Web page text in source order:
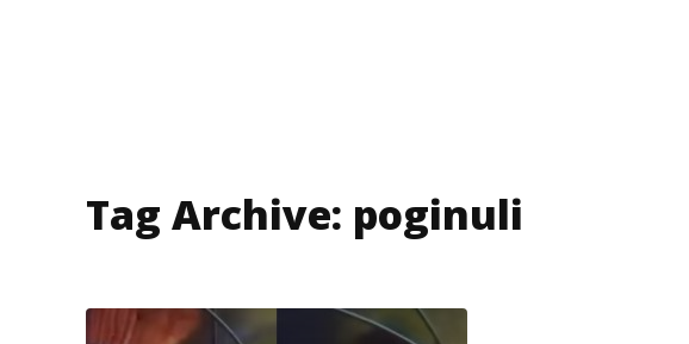
Tag Archive: poginuli